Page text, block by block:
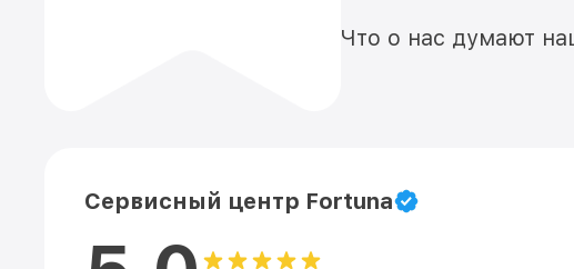
Что о нас думают
Сервисный центр Fortuna